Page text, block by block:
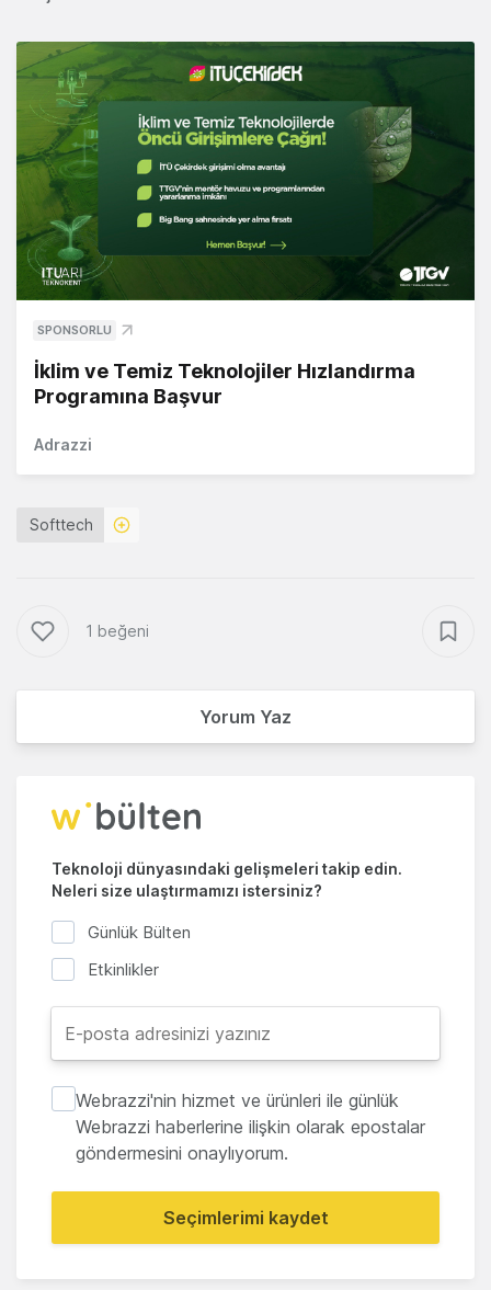
SPONSORLU
İklim ve Temiz Teknolojiler Hızlandırma
Programına Başvur
Adrazzi
Softtech
1 beğeni
Yorum Yaz
Teknoloji dünyasındaki gelişmeleri takip edin.
Neleri size ulaştırmamızı istersiniz?
Günlük Bülten
Etkinlikler
Webrazzi'nin hizmet ve ürünleri ile günlük
Webrazzi haberlerine ilişkin olarak epostalar
göndermesini onaylıyorum.
Seçimlerimi kaydet